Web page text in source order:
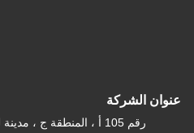
عنوان الشركة